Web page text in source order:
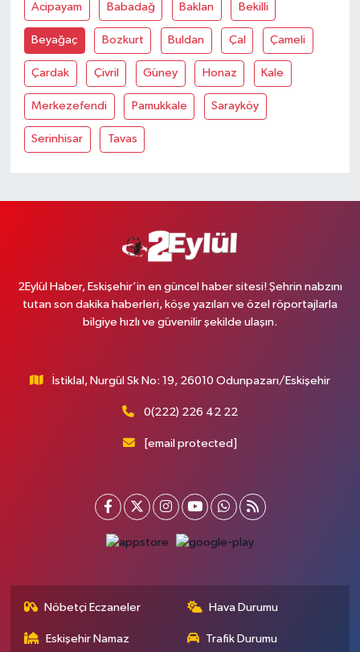
Acipayam Babadağ Baklan Bekilli
Beyağaç Bozkurt Buldan Çal Çameli
Çardak Çivril Güney Honaz Kale
Merkezefendi Pamukkale Sarayköy
Serinhisar Tavas
2Eylül Haber, Eskişehir’in en güncel haber sitesi! Şehrin nabzını
tutan son dakika haberleri, köşe yazıları ve özel röportajlarla
bilgiye hızlı ve güvenilir şekilde ulaşın.
İstiklal, Nurgül Sk No: 19, 26010 Odunpazarı/Eskişehir
0(222) 226 42 22
[email protected]
Nöbetçi Eczaneler Hava Durumu
Eskişehir Namaz
Trafik Durumu